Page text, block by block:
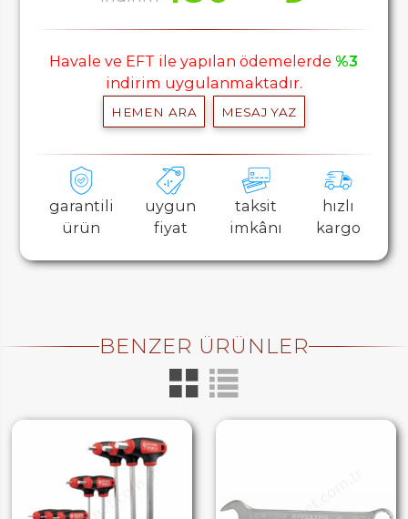
Havale ve EFT ile yapılan ödemelerde%3
indirim uygulanmaktadır.
HEMEN ARA MESAJ YAZ
garantili
ürün
uygun
fiyat
taksit
imkânı
hızlı
kargo
BENZER ÜRÜNLER